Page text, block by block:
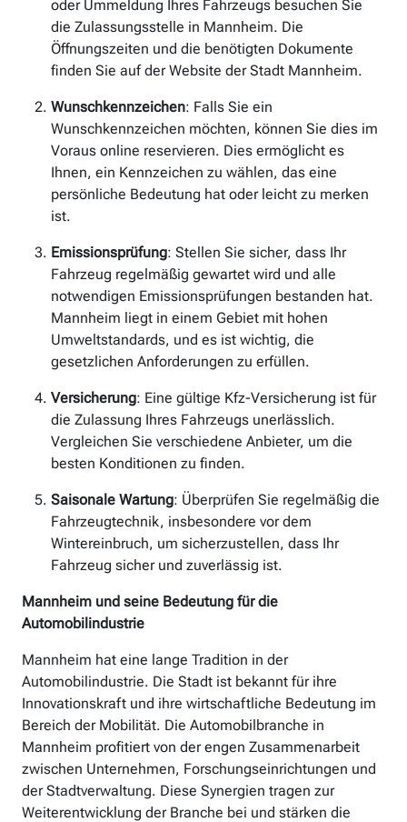
oder Ummeldung Ihres Fahrzeugs besuchen Sie
die Zulassungsstelle in Mannheim. Die
Öffnungszeiten und die benötigten Dokumente
finden Sie auf der Website der Stadt Mannheim.
Wunschkennzeichen: Falls Sie ein
Wunschkennzeichen möchten, können Sie dies im
Voraus online reservieren. Dies ermöglicht es
Ihnen, ein Kennzeichen zu wählen, das eine
persönliche Bedeutung hat oder leicht zu merken
ist.
Emissionsprüfung: Stellen Sie sicher, dass Ihr
Fahrzeug regelmäßig gewartet wird und alle
notwendigen Emissionsprüfungen bestanden hat.
Mannheim liegt in einem Gebiet mit hohen
Umweltstandards, und es ist wichtig, die
gesetzlichen Anforderungen zu erfüllen.
Versicherung: Eine gültige Kfz-Versicherung ist für
die Zulassung Ihres Fahrzeugs unerlässlich.
Vergleichen Sie verschiedene Anbieter, um die
besten Konditionen zu finden.
Saisonale Wartung: Überprüfen Sie regelmäßig die
Fahrzeugtechnik, insbesondere vor dem
Wintereinbruch, um sicherzustellen, dass Ihr
Fahrzeug sicher und zuverlässig ist.
Mannheim und seine Bedeutung für die
Automobilindustrie
Mannheim hat eine lange Tradition in der
Automobilindustrie. Die Stadt ist bekannt für ihre
Innovationskraft und ihre wirtschaftliche Bedeutung im
Bereich der Mobilität. Die Automobilbranche in
Mannheim profitiert von der engen Zusammenarbeit
zwischen Unternehmen, Forschungseinrichtungen und
der Stadtverwaltung. Diese Synergien tragen zur
Weiterentwicklung der Branche bei und stärken die